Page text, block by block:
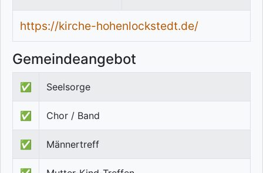
https://kirche-hohenlockstedt.de/
Gemeindeangebot
✅ Seelsorge
✅ Chor / Band
✅ Männertreff